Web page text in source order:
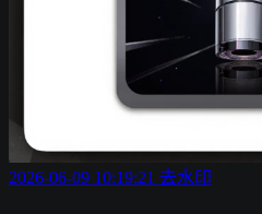
2026-06-09 10:19:21 去水印